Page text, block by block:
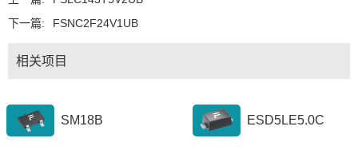
下一篇:
FSNC2F24V1UB
相关项目
SM18B ESD5LE5.0C